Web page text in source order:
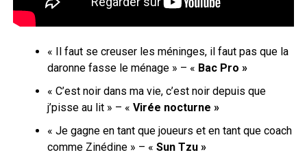
« Il faut se creuser les méninges, il faut pas que la
daronne fasse le ménage » – « Bac Pro »
« C’est noir dans ma vie, c’est noir depuis que
j’pisse au lit » – « Virée nocturne »
« Je gagne en tant que joueurs et en tant que coach
comme Zinédine » – « Sun Tzu »